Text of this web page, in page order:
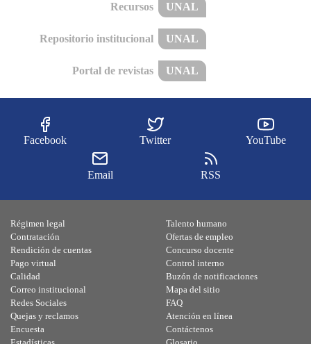
Recursos UNAL
Repositorio institucional UNAL
Portal de revistas UNAL
Facebook Twitter YouTube
Email RSS
Régimen legal
Contratación
Rendición de cuentas
Pago virtual
Calidad
Talento humano
Ofertas de empleo
Concurso docente
Control interno
Buzón de notificaciones
Correo institucional
Redes Sociales
Quejas y reclamos
Encuesta
Mapa del sitio
FAQ
Atención en línea
Contáctenos